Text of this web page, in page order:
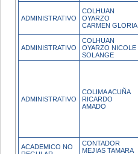
ADMINISTRATIVO
COLHUAN
OYARZO
CARMEN GLORIA
ADMINISTRATIVO
COLHUAN
OYARZO NICOLE
SOLANGE
ADMINISTRATIVO
COLIMA ACUÑA
RICARDO
AMADO
ACADEMICO NO
CONTADOR
MEJIAS TAMARA